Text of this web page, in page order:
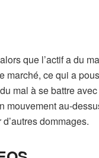
que l’actif a du
marché, ce qui a
mal à se battre
au-
dommages.